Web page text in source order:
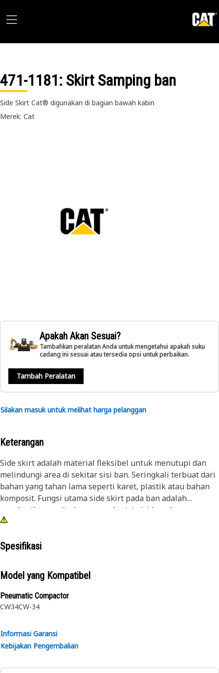
471-1181: Skirt Samping ban
Side Skirt Cat® digunakan di bagian bawah kabin
Merek: Cat
Apakah Akan Sesuai?
Tambahkan peralatan Anda untuk mengetahui apakah suku
cadang ini sesuai atau tersedia opsi untuk perbaikan.
Tambah Peralatan
Silakan masuk untuk melihat harga pelanggan
Keterangan
Side skirt adalah material fleksibel untuk menutupi dan
melindungi area di sekitar sisi ban. Seringkali terbuat dari
bahan yang tahan lama seperti karet, plastik atau bahan
komposit. Fungsi utama side skirt pada ban adalah
memberikan perlindungan pada sisi-sisi ban dan sumur
roda dari serpihan jalan, air, dan elemen lingkungan
• Membantu merampingkan flash elemen yang tidak
diinginkan di atas roda
• Menutupi dan melindungi area di sekitar sisi ban
melindungi ban dari kotoran, debu dan serpihan, dan juga
dari air dan elemen eksternal lainnya.
Spesifikasi
Model yang Kompatibel
Pneumatic Compactor
CW34CW-34
Informasi Garansi
Kebijakan Pengembalian